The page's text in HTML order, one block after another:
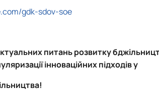
gdk-sdov-soe
питань розвитку
інноваційних підходів у